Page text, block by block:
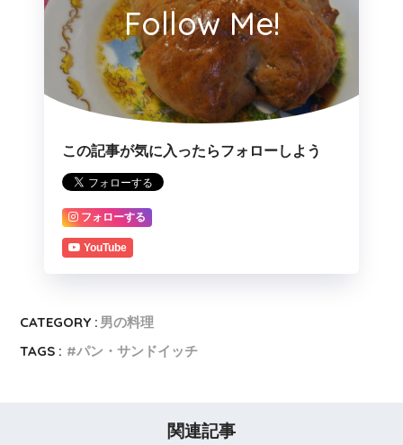
Follow Me!
この記事が気に入ったらフォローしよう
フォローする
YouTube
CATEGORY : 男の料理
TAGS :
パン・サンドイッチ
関連記事